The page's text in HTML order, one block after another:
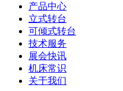
产品中心
立式转台
可倾式转台
技术服务
展会快讯
机床常识
关于我们